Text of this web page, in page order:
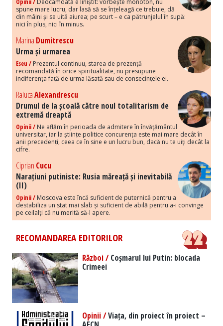
Opinii / Deocamdată e liniștit: vorbește monoton, nu
spune mare lucru, dar lasă să se înțeleagă ce trebuie, dă
din mâini și se uită aiurea; pe scurt – e ca pătrunjelul în supă:
nici în plus, nici în minus.
Marina Dumitrescu
Urma și urmarea
Eseu / Prezentul continuu, starea de prezență
recomandată în orice spiritualitate, nu presupune
indiferența față de urma lăsată sau de consecințele ei.
RalucaAlexandrescu
Drumul de la școală către noul totalitarism de
extremă dreaptă
Opinii / Ne aflăm în perioada de admitere în învățământul
universitar, iar la științe politice concurența este mai mare decât în
anii precedenți, ceea ce în sine e un lucru bun, dacă nu te uiți decât la
cifre.
Ciprian Cucu
Narațiuni putiniste: Rusia măreață și inevitabilă
(II)
Opinii / Moscova este încă suficient de puternică pentru a
destabiliza un stat mai slab și suficient de abilă pentru a-i convinge
pe ceilalți că nu merită să-l apere.
RECOMANDAREA EDITORILOR
Război /Coșmarul lui Putin: blocada
Crimeei
Opinii /Viața, din proiect în proiect –